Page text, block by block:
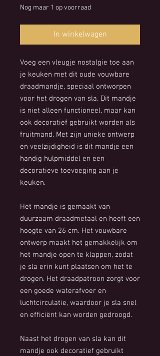
Nog maar 1 op voorraad
In winkelwagen
Voeg een vleugje nostalgie toe aan
je keuken met dit oude vouwbare
draadmandje, speciaal ontworpen
voor het drogen van sla. Dit mandje
is niet alleen functioneel, maar kan
ook decoratief gebruikt worden als
fruitmand. Met zijn unieke ontwerp
en veelzijdigheid is dit mandje een
handig hulpmiddel en een
decoratieve toevoeging aan je
keuken.
Het mandje is gemaakt van
duurzaam draadmetaal en heeft een
hoogte van 26 cm. Het vouwbare
ontwerp maakt het gemakkelijk om
het mandje open te klappen, zodat
je sla erin kunt plaatsen om het te
drogen. Het draadpatroon zorgt voor
een goede waterafvoer en
luchtcirculatie, waardoor je sla snel
en efficiënt kan worden gedroogd.
Naast het drogen van sla kan dit
mandje ook decoratief gebruikt